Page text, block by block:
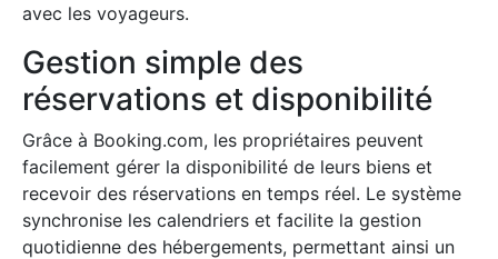
avec les voyageurs.
Gestion simple des
réservations et disponibilité
Grâce à Booking.com, les propriétaires peuvent
facilement gérer la disponibilité de leurs biens et
recevoir des réservations en temps réel. Le système
synchronise les calendriers et facilite la gestion
quotidienne des hébergements, permettant ainsi un